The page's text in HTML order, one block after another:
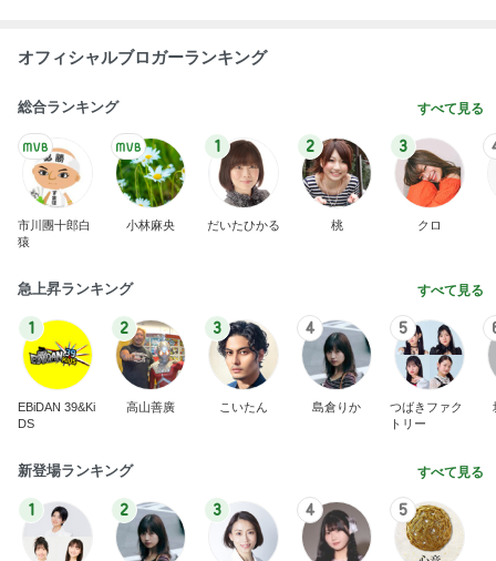
オフィシャルブロガーランキング
総合ランキング すべて見る
市川團十郎白
猿
小林麻央
1
だいたひかる
2
桃
3
クロ
急上昇ランキング すべて見る
1
EBiDAN 39&Ki
DS
2
高山善廣
3
こいたん
4
島倉りか
5
つばきファク
トリー
新登場ランキング すべて見る
1 2 3 4 5